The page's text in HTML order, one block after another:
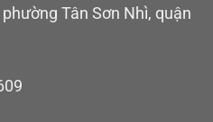
Tân Sơn Nhì, quận